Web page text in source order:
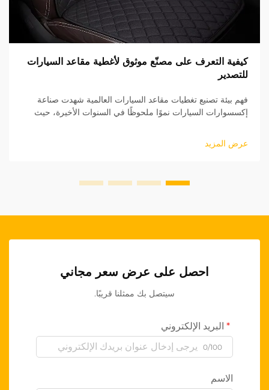
كيفية التعرف على مصنّع موثوق لأغطية مقاعد السيارات
للتصدير
فهم بيئة تصنيع تغطيات مقاعد السيارات العالمية شهدت صناعة
إكسسوارات السيارات نموًا ملحوظًا في السنوات الأخيرة، حيث
التي تسعى لدخول السوق الدولية...
عرض المزيد
احصل على عرض سعر مجاني
سيتصل بك ممثلنا قريبًا.
البريد الإلكتروني
0/100
الاسم